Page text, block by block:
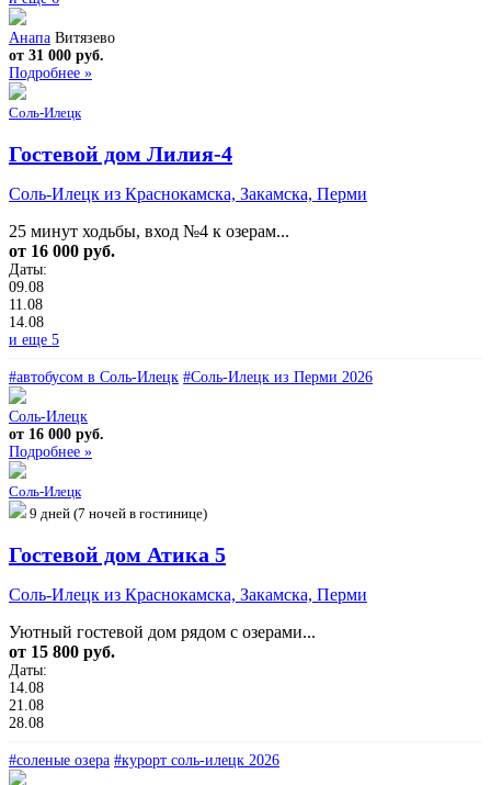
Анапа Витязево
от 31 000 руб.
Подробнее »
Соль-Илецк
Гостевой дом Лилия-4
Соль-Илецк из Краснокамска, Закамска, Перми
25 минут ходьбы, вход №4 к озерам...
от 16 000 руб.
Даты:
09.08
11.08
14.08
и еще 5
#автобусом в Соль-Илецк #Соль-Илецк из Перми 2026
Соль-Илецк
от 16 000 руб.
Подробнее »
Соль-Илецк
9 дней (7 ночей в гостинице)
Гостевой дом Атика 5
Соль-Илецк из Краснокамска, Закамска, Перми
Уютный гостевой дом рядом с озерами...
от 15 800 руб.
Даты:
14.08
21.08
28.08
#соленые озера #курорт соль-илецк 2026